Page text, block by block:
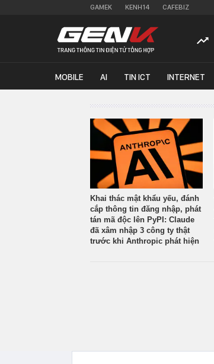
GAMEK KENH14 CAFEBIZ
MOBILE AI TIN ICT INTERNET
Khai thác mật khẩu yếu, đánh
cắp thông tin đăng nhập, phát
tán mã độc lên PyPI: Claude
đã xâm nhập 3 công ty thật
trước khi Anthropic phát hiện